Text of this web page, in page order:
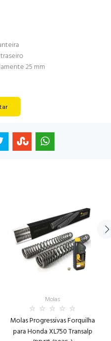
25 mm
Molas
Molas Progressivas Forquilha
para Honda XL750 Transalp